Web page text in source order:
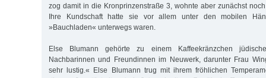
zog damit in die Kronprinzenstraße 3, wohnte aber zunächst
Ihre Kundschaft hatte sie vor allem unter den mobilen
»Bauchladen« unterwegs waren.
Else Blumann gehörte zu einem Kaffeekränzchen
Nachbarinnen und Freundinnen im Neuwerk, darunter Frau
sehr lustig.« Else Blumann trug mit ihrem fröhlichen